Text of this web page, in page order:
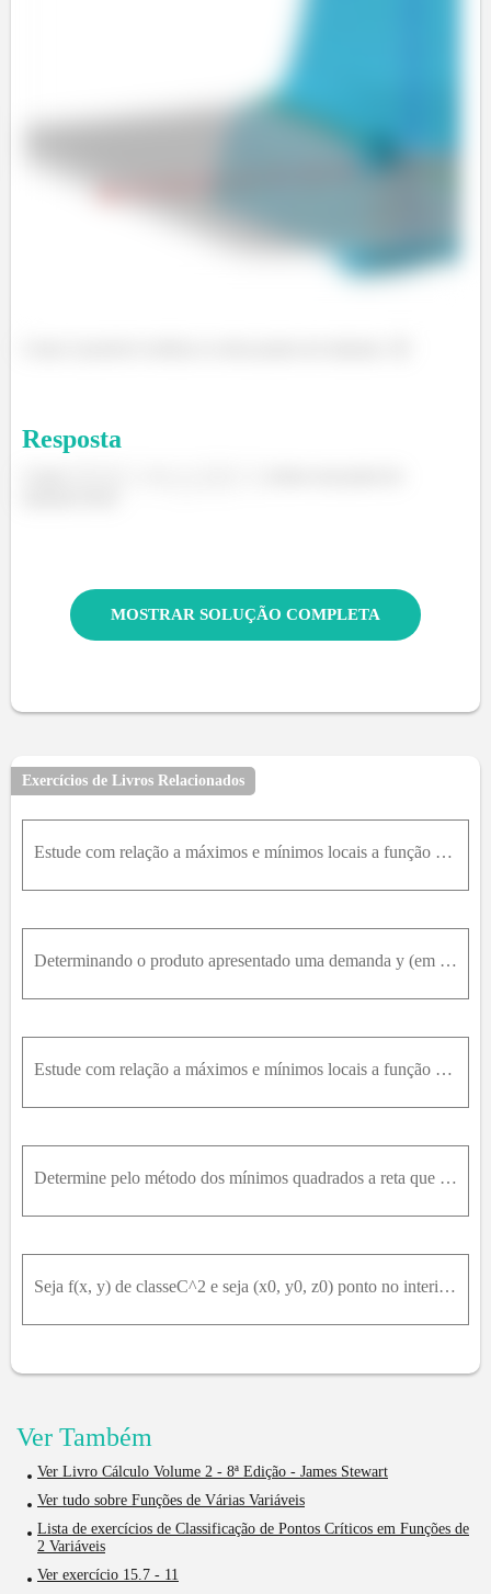
Resposta
MOSTRAR SOLUÇÃO COMPLETA
Exercícios de Livros Relacionados
Estude com relação a máximos e mínimos locais a função f(x, y) = x^2 + 5y^2 + 2z^2 + 4xy - 2x - 4y - 8z + 2
Determinando o produto apresentado uma demanda y (em milhares) quando preço, por unidade, é x (em R$). Foram observados os seguintes dados: A tabela nos diz que ao preço unitário de 5 reais de demanda
Estude com relação a máximos e mínimos locais a função f(x, y, z) = c) x^3 + 2xy + y^2 + z^2 - 5x - 4z
Determine pelo método dos mínimos quadrados a reta que melhor se ajusta aos dados:b) {{0, 1}, {1, 3}, {2, 3}} e (3, 4)
Seja f(x, y) de classeC^2 e seja (x0, y0, z0) ponto no interior Df . Suponha que (x_0, y_0, z_0) ponto crítico de f . Prove:∂²f / ∂x² (x₀, y₀, z₀) ≥ 0, ∂²f / ∂y² (x₀, y₀, z₀) ≥ 0, ∂²f / ∂z² (x₀, y₀, z
Ver Também
Ver Livro Cálculo Volume 2 - 8ª Edição - James Stewart
Ver tudo sobre Funções de Várias Variáveis
Lista de exercícios de Classificação de Pontos Críticos em Funções de
2 Variáveis
Ver exercício 15.7 - 11